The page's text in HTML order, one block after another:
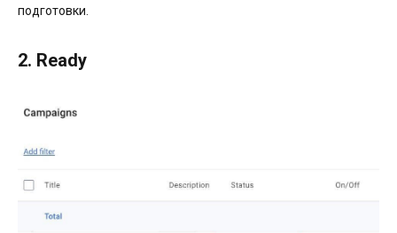
подготовки.
2. Ready